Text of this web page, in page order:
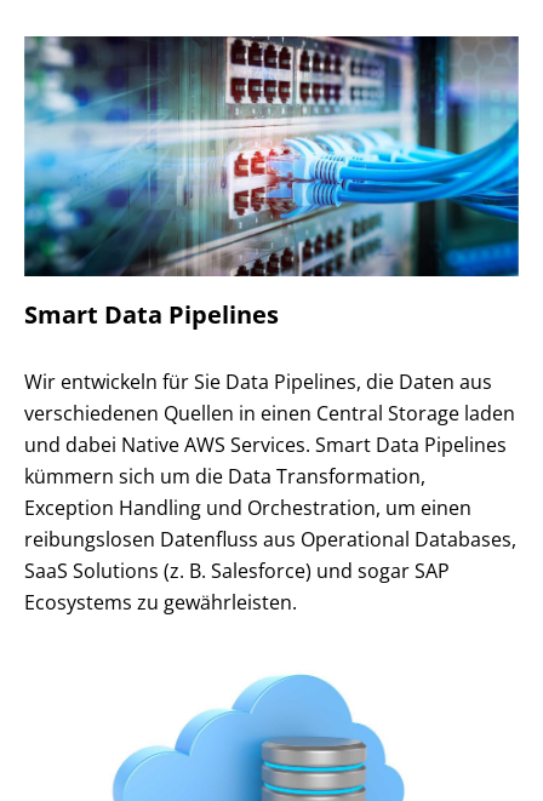
Smart Data Pipelines
Wir entwickeln für Sie Data Pipelines, die Daten aus
verschiedenen Quellen in einen Central Storage laden
und dabei Native AWS Services. Smart Data Pipelines
kümmern sich um die Data Transformation,
Exception Handling und Orchestration, um einen
reibungslosen Datenfluss aus Operational Databases,
SaaS Solutions (z. B. Salesforce) und sogar SAP
Ecosystems zu gewährleisten.